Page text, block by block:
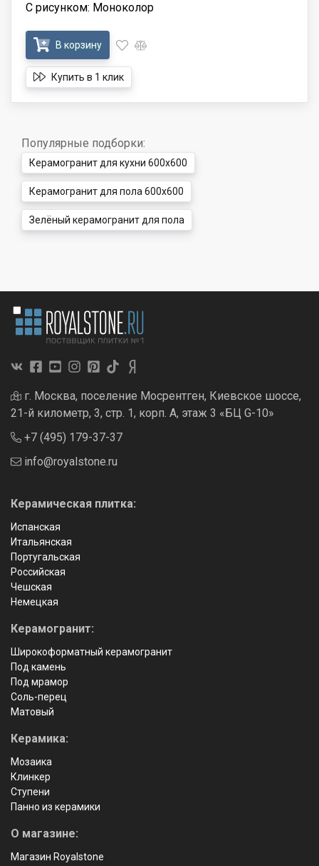
С рисунком: Моноколор
В корзину
Купить в 1 клик
Популярные подборки:
Керамогранит для кухни 600x600
Керамогранит для пола 600x600
Зелёный керамогранит для пола
г. Москва, поселение Мосрентген, Киевское шоссе,
21-й километр, 3, стр. 1, корп. А, этаж 3 «БЦ G-10»
+7 (495) 179-37-37
info@royalstone.ru
Керамическая плитка:
Испанская
Итальянская
Португальская
Российская
Чешская
Немецкая
Керамогранит:
Широкоформатный керамогранит
Под камень
Под мрамор
Соль-перец
Матовый
Керамика:
Мозаика
Клинкер
Ступени
Панно из керамики
О магазине:
Магазин Royalstone